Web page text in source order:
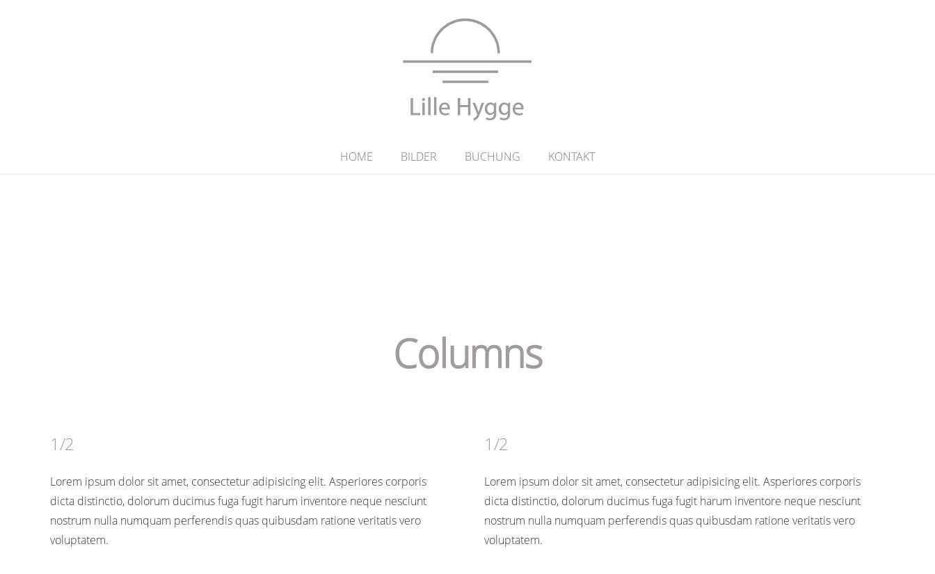
HOME BILDER BUCHUNG KONTAKT
Columns
1/2
Lorem ipsum dolor sit amet, consectetur adipisicing elit. Asperiores corporis
dicta distinctio, dolorum ducimus fuga fugit harum inventore neque nesciunt
nostrum nulla numquam perferendis quas quibusdam ratione veritatis vero
voluptatem.
1/2
Lorem ipsum dolor sit amet, consectetur adipisicing elit. Asperiores corporis
dicta distinctio, dolorum ducimus fuga fugit harum inventore neque nesciunt
nostrum nulla numquam perferendis quas quibusdam ratione veritatis vero
voluptatem.